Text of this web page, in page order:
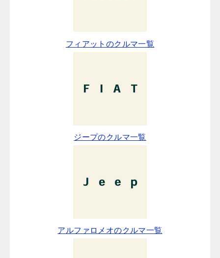
フィアットのクルマ一覧
ジープのクルマ一覧
アルファロメオのクルマ一覧